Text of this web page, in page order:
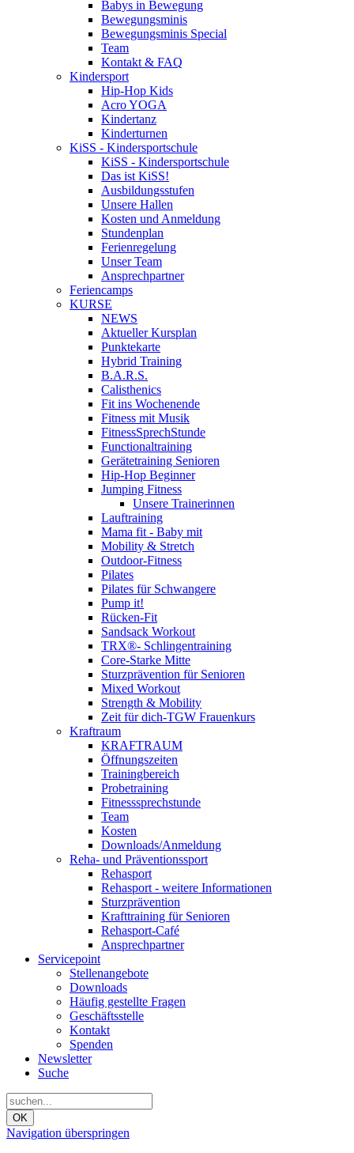
Babys in Bewegung
Bewegungsminis
Bewegungsminis Special
Team
Kontakt & FAQ
Kindersport
Hip-Hop Kids
Acro YOGA
Kindertanz
Kinderturnen
KiSS - Kindersportschule
KiSS - Kindersportschule
Das ist KiSS!
Ausbildungsstufen
Unsere Hallen
Kosten und Anmeldung
Stundenplan
Ferienregelung
Unser Team
Ansprechpartner
Feriencamps
KURSE
NEWS
Aktueller Kursplan
Punktekarte
Hybrid Training
B.A.R.S.
Calisthenics
Fit ins Wochenende
Fitness mit Musik
FitnessSprechStunde
Functionaltraining
Gerätetraining Senioren
Hip-Hop Beginner
Jumping Fitness
Unsere Trainerinnen
Lauftraining
Mama fit - Baby mit
Mobility & Stretch
Outdoor-Fitness
Pilates
Pilates für Schwangere
Pump it!
Rücken-Fit
Sandsack Workout
TRX®- Schlingentraining
Core-Starke Mitte
Sturzprävention für Senioren
Mixed Workout
Strength & Mobility
Zeit für dich-TGW Frauenkurs
Kraftraum
KRAFTRAUM
Öffnungszeiten
Trainingbereich
Probetraining
Fitnesssprechstunde
Team
Kosten
Downloads/Anmeldung
Reha- und Präventionssport
Rehasport
Rehasport - weitere Informationen
Sturzprävention
Krafttraining für Senioren
Rehasport-Café
Ansprechpartner
Servicepoint
Stellenangebote
Downloads
Häufig gestellte Fragen
Geschäftsstelle
Kontakt
Spenden
Newsletter
Suche
OK
Navigation überspringen